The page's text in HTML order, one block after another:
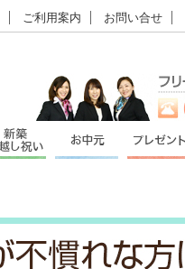
ご利用案内 お問い合せ